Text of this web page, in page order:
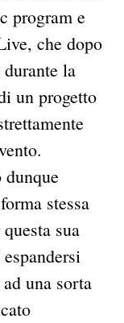
program e
che dopo
la
un progetto
stessa
sua
una sorta